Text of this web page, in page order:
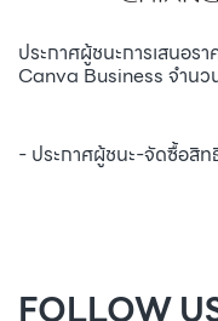
ประกาศผู้ชนะการเสน
Canva Business จำนว
- ประกาศผู้ชนะ-จัดซื้อสิท
FOLLOW